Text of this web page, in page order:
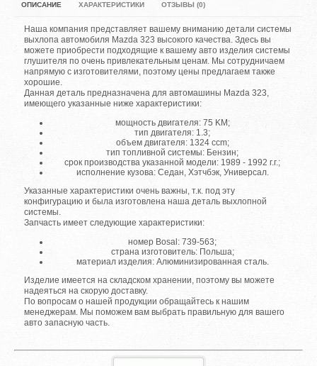
ОПИСАНИЕ ХАРАКТЕРИСТИКИ ОТЗЫВЫ (0)
Наша компания представляет вашему вниманию детали системы
выхлопа автомобиля Mazda 323 высокого качества. Здесь вы
можете приобрести подходящие к вашему авто изделия системы
глушителя по очень привлекательным ценам. Мы сотрудничаем
напрямую с изготовителями, поэтому цены предлагаем также
хорошие.
Данная деталь предназначена для автомашины Mazda 323,
имеющего указанные ниже характеристики:
мощность двигателя: 75 KM;
тип двигателя: 1.3;
объем двигателя: 1324 ccm;
тип топливной системы: Бензин;
срок производства указанной модели: 1989 - 1992 г.г.;
исполнение кузова: Седан, Хэтчбэк, Универсал.
Указанные характеристики очень важны, т.к. под эту
конфигурацию и была изготовлена наша деталь выхлопной
системы.
Запчасть имеет следующие характеристики:
номер Bosal: 739-563;
страна изготовитель: Польша;
материал изделия: Алюминизированная сталь.
Изделие имеется на складском хранении, поэтому вы можете
надеяться на скорую доставку.
По вопросам о нашей продукции обращайтесь к нашим
менеджерам. Мы поможем вам выбрать правильную для вашего
авто запасную часть.